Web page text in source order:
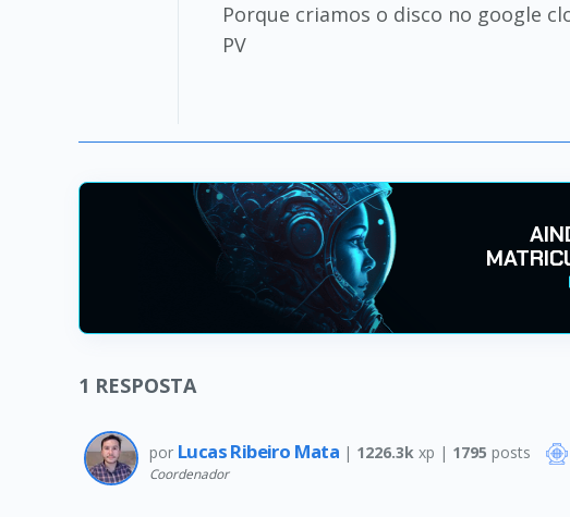
Porque criamos o disco no google
PV
1 RESPOSTA
por Lucas Ribeiro Mata | 1226.3k xp | 1795 posts
Coordenador